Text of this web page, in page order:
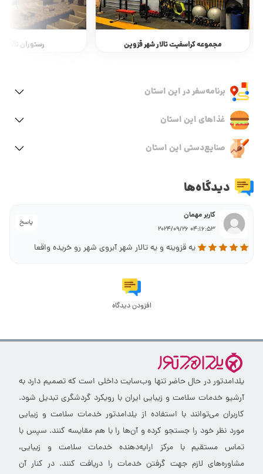
مجموعه کراسفیت تالار شهر قزوین رستوران تالار
برنامه‌سفر‌ در این استان
غذاهای این استان
صنایع‌دستی این استان
دیدگاه‌ها
پاسخ
کاربر مهمان
04:16:53 2024/09/26
یه قزوینه و یه تالار شهر آبروی شهر رو خریده واقعا
افزودن دیدگاه
یلدامدتور در حال حاضر تنها وب‌سایت داخلی است که تصمیم دارد به
آرشیو خدمات سلامت و زیبایی ایران با رویکرد گردشگری تبدیل شود.
کاربران می‌توانند با استفاده از یلدامدتور خدمات سلامت و زیبایی
مورد نظر خود را جستجو کرده و آن‌ها را با هم مقایسه کنند. سپس با
تماس مستقیم با مرکز ارایه‌دهنده خدمات سلامت و زیبایی،
مشاوره‌های لازم جهت گرفتن خدمات را دریافت کنند. در کنار آن